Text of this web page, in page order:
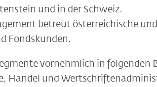
und in der Schweiz.
betreut österreichische
Fondskunden.
vornehmlich in folgenden
Handel und